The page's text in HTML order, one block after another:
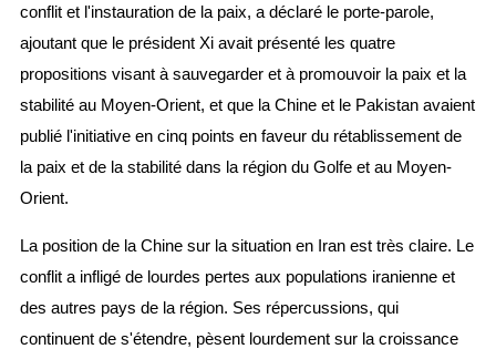
conflit et l'instauration de la paix, a déclaré le porte-parole,
ajoutant que le président Xi avait présenté les quatre
propositions visant à sauvegarder et à promouvoir la paix et la
stabilité au Moyen-Orient, et que la Chine et le Pakistan avaient
publié l'initiative en cinq points en faveur du rétablissement de
la paix et de la stabilité dans la région du Golfe et au Moyen-
Orient.
La position de la Chine sur la situation en Iran est très claire. Le
conflit a infligé de lourdes pertes aux populations iranienne et
des autres pays de la région. Ses répercussions, qui
continuent de s'étendre, pèsent lourdement sur la croissance